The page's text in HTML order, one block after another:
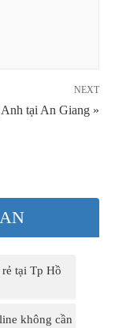
NEXT
tại An Giang »
tại Tp Hồ
không cần